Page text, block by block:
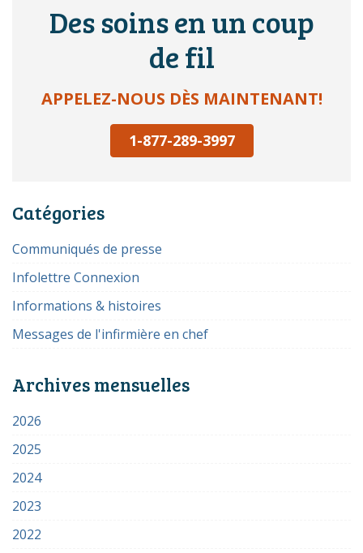
Des soins en un coup
de fil
APPELEZ-NOUS DÈS MAINTENANT!
1-877-289-3997
Catégories
Communiqués de presse
Infolettre Connexion
Informations & histoires
Messages de l'infirmière en chef
Archives mensuelles
2026
2025
2024
2023
2022